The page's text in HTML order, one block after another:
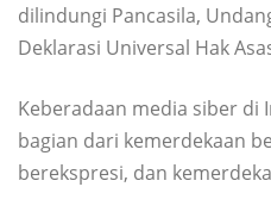
dilindungi Pancasila,
Deklarasi Universal Hak
Keberadaan media siber di
bagian dari kemerdekaan
berekspresi, dan